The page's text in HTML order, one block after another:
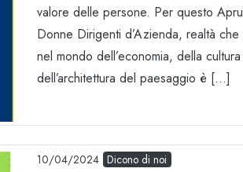
valore delle persone. Per questo
Donne Dirigenti d’Azienda, realtà
nel mondo dell’economia, della
dell’architettura del paesaggio è […]
10/04/2024 Dicono di noi